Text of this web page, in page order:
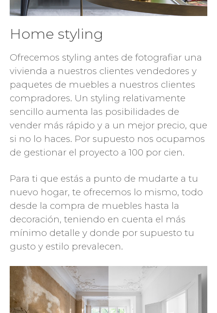
Home styling
Ofrecemos styling antes de fotografiar una
vivienda a nuestros clientes vendedores y
paquetes de muebles a nuestros clientes
compradores. Un styling relativamente
sencillo aumenta las posibilidades de
vender más rápido y a un mejor precio, que
si no lo haces. Por supuesto nos ocupamos
de gestionar el proyecto a 100 por cien.
Para ti que estás a punto de mudarte a tu
nuevo hogar, te ofrecemos lo mismo, todo
desde la compra de muebles hasta la
decoración, teniendo en cuenta el más
mínimo detalle y donde por supuesto tu
gusto y estilo prevalecen.